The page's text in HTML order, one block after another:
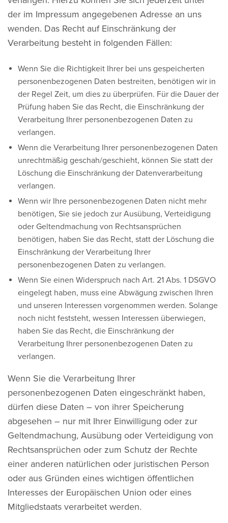
der im Impressum angegebenen Adresse an uns
wenden. Das Recht auf Einschränkung der
Verarbeitung besteht in folgenden Fällen:
Wenn Sie die Richtigkeit Ihrer bei uns gespeicherten
personenbezogenen Daten bestreiten, benötigen wir in
der Regel Zeit, um dies zu überprüfen. Für die Dauer der
Prüfung haben Sie das Recht, die Einschränkung der
Verarbeitung Ihrer personenbezogenen Daten zu
verlangen.
Wenn die Verarbeitung Ihrer personenbezogenen Daten
unrechtmäßig geschah/geschieht, können Sie statt der
Löschung die Einschränkung der Datenverarbeitung
verlangen.
Wenn wir Ihre personenbezogenen Daten nicht mehr
benötigen, Sie sie jedoch zur Ausübung, Verteidigung
oder Geltendmachung von Rechtsansprüchen
benötigen, haben Sie das Recht, statt der Löschung die
Einschränkung der Verarbeitung Ihrer
personenbezogenen Daten zu verlangen.
Wenn Sie einen Widerspruch nach Art. 21 Abs. 1 DSGVO
eingelegt haben, muss eine Abwägung zwischen Ihren
und unseren Interessen vorgenommen werden. Solange
noch nicht feststeht, wessen Interessen überwiegen,
haben Sie das Recht, die Einschränkung der
Verarbeitung Ihrer personenbezogenen Daten zu
verlangen.
Wenn Sie die Verarbeitung Ihrer
personenbezogenen Daten eingeschränkt haben,
dürfen diese Daten – von ihrer Speicherung
abgesehen – nur mit Ihrer Einwilligung oder zur
Geltendmachung, Ausübung oder Verteidigung von
Rechtsansprüchen oder zum Schutz der Rechte
einer anderen natürlichen oder juristischen Person
oder aus Gründen eines wichtigen öffentlichen
Interesses der Europäischen Union oder eines
Mitgliedstaats verarbeitet werden.